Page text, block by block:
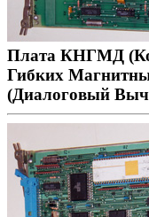
Плата КНГМД
Гибких
(Диалоговый